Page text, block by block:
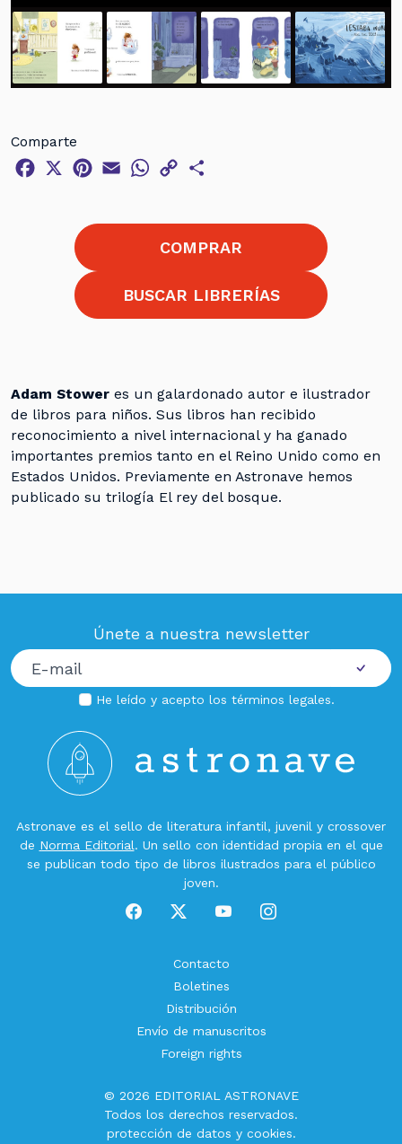
Comparte
Facebook
X Pinterest
Email WhatsApp
Copy
Link
COMPRAR
BUSCAR LIBRERÍAS
Adam Stower es un galardonado autor e ilustrador
de libros para niños. Sus libros han recibido
reconocimiento a nivel internacional y ha ganado
importantes premios tanto en el Reino Unido como en
Estados Unidos. Previamente en Astronave hemos
publicado su trilogía El rey del bosque.
Únete a nuestra newsletter
He leído y acepto los términos legales.
Astronave es el sello de literatura infantil, juvenil y crossover
de Norma Editorial. Un sello con identidad propia en el que
se publican todo tipo de libros ilustrados para el público
joven.
Contacto
Boletines
Distribución
Envío de manuscritos
Foreign rights
© 2026 EDITORIAL ASTRONAVE
Todos los derechos reservados.
protección de datos y cookies.